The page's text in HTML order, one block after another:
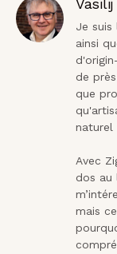
Vasilij
Je suis
ainsi
de
que
naturel
Avec
dos au
mais